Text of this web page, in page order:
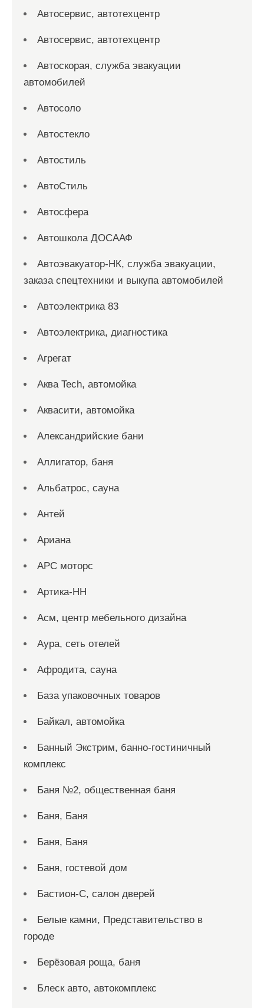
Автосервис, автотехцентр
Автосервис, автотехцентр
Автоскорая, служба эвакуации
автомобилей
Автосоло
Автостекло
Автостиль
АвтоСтиль
Автосфера
Автошкола ДОСААФ
Автоэвакуатор-НК, служба эвакуации,
заказа спецтехники и выкупа автомобилей
Автоэлектрика 83
Автоэлектрика, диагностика
Агрегат
Аква Tech, автомойка
Аквасити, автомойка
Александрийские бани
Аллигатор, баня
Альбатрос, сауна
Антей
Ариана
АРС моторс
Артика-НН
Асм, центр мебельного дизайна
Аура, сеть отелей
Афродита, сауна
База упаковочных товаров
Байкал, автомойка
Банный Экстрим, банно-гостиничный
комплекс
Баня №2, общественная баня
Баня, Баня
Баня, Баня
Баня, гостевой дом
Бастион-С, салон дверей
Белые камни, Представительство в
городе
Берёзовая роща, баня
Блеск авто, автокомплекс